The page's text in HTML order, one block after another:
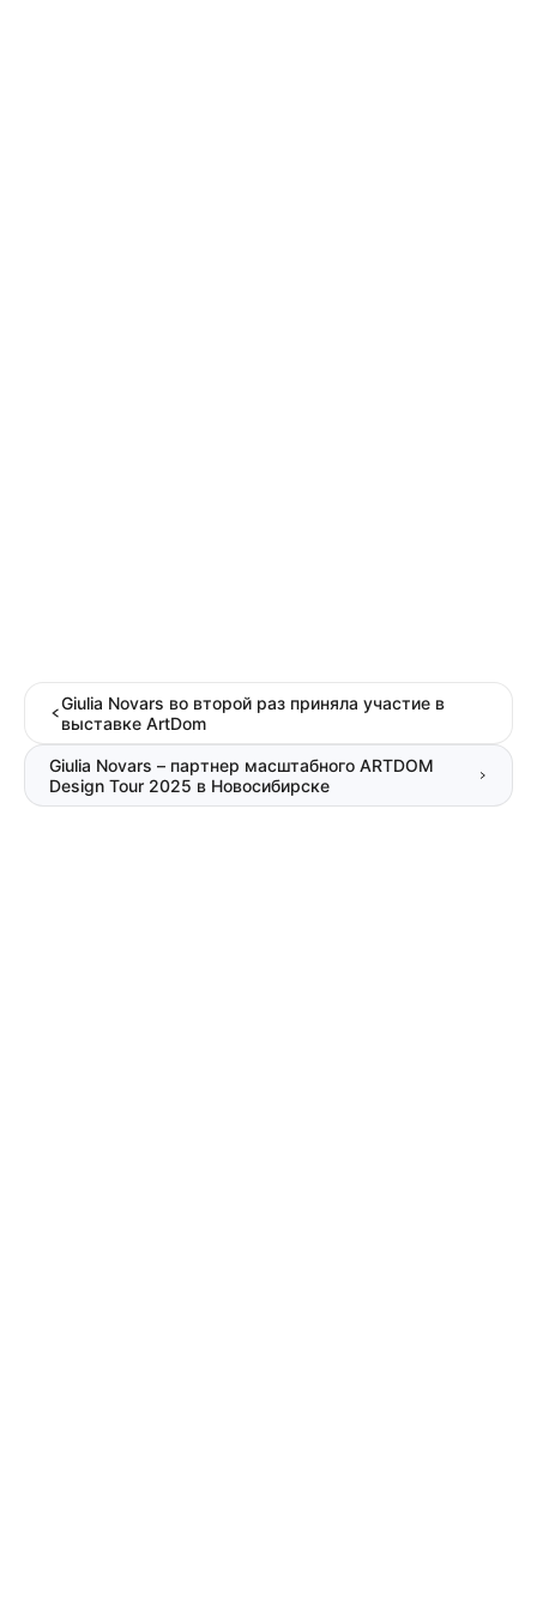
Giulia Novars во второй раз приняла участие в
выставке ArtDom
Giulia Novars – партнер масштабного ARTDOM
Design Tour 2025 в Новосибирске